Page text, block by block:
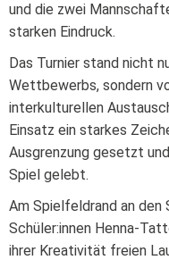
und die zwei
starken Eindruck.
Das Turnier stand nicht
Wettbewerbs, sondern
interkulturellen
Einsatz ein starkes
Ausgrenzung gesetzt
Spiel gelebt.
Am Spielfeldrand an den
Schüler:innen Henna-
ihrer Kreativität freien